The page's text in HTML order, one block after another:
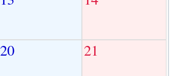
20 21